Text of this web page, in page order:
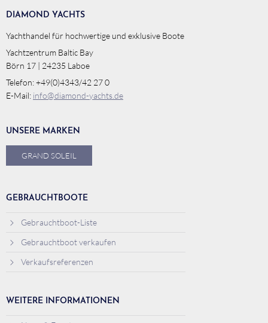
DIAMOND YACHTS
Yachthandel für hochwertige und exklusive Boote
Yachtzentrum Baltic Bay
Börn 17 | 24235 Laboe
Telefon: +49(0)4343/42 27 0
E-Mail: info@diamond-yachts.de
UNSERE MARKEN
GRAND SOLEIL
GEBRAUCHTBOOTE
Gebrauchtboot-Liste
Gebrauchtboot verkaufen
Verkaufsreferenzen
WEITERE INFORMATIONEN